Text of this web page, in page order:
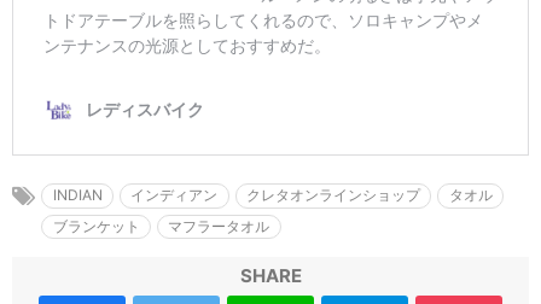
INDIAN インディアン クレタオンラインショップ
タオル
ブランケット
マフラータオル
SHARE